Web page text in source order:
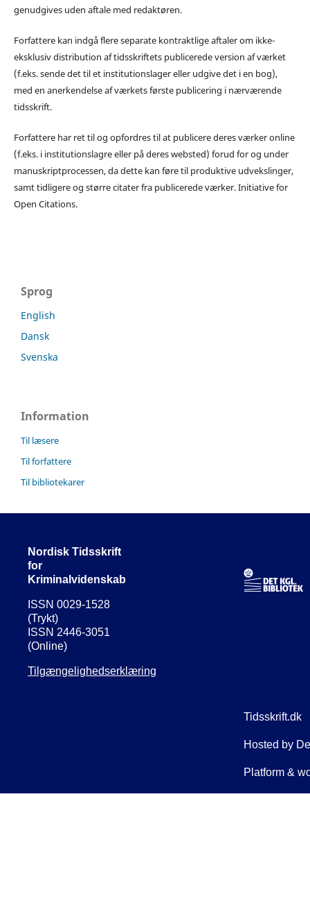
genudgives uden aftale med redaktøren.
Forfattere kan indgå flere separate kontraktlige aftaler om ikke-
eksklusiv distribution af tidsskriftets publicerede version af værket
(f.eks. sende det til et institutionslager eller udgive det i en bog),
med en anerkendelse af værkets første publicering i nærværende
tidsskrift.
Forfattere har ret til og opfordres til at publicere deres værker online
(f.eks. i institutionslagre eller på deres websted) forud for og under
manuskriptprocessen, da dette kan føre til produktive udvekslinger,
samt tidligere og større citater fra publicerede værker. Initiative for
Open Citations.
Sprog
English
Dansk
Svenska
Information
Til læsere
Til forfattere
Til bibliotekarer
Nordisk Tidsskrift
for
Kriminalvidenskab
ISSN 0029-1528
(Trykt)
ISSN 2446-3051
(Online)
Tilgængelighedserklæring